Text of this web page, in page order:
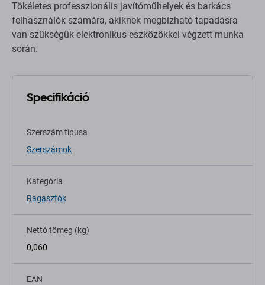
Tökéletes professzionális javítóműhelyek és barkács
felhasználók számára, akiknek megbízható tapadásra
van szükségük elektronikus eszközökkel végzett munka
során.
Specifikáció
Szerszám típusa
Szerszámok
Kategória
Ragasztók
Nettó tömeg (kg)
0,060
EAN